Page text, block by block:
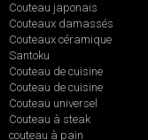
Couteau japonais
Couteaux damassés
Couteaux céramique
Santoku
Couteau de cuisine
Couteau de cuisine
Couteau universel
Couteau à steak
couteau à pain